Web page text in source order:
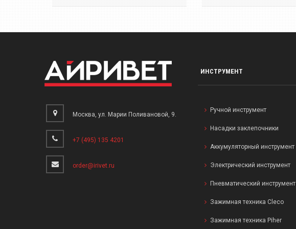
Москва, ул. Марии Поливановой, 9.
+7 (495) 135 4201
order@irivet.ru
ИНСТРУМЕНТ
Ручной инструмент
Насадки заклепочники
Аккумуляторный инструмент
Электрический инструмент
Пневматический инструмент
Зажимная техника Cleco
Зажимная техника Piher